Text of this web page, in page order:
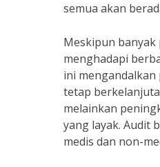
semua akan
Meskipun
menghadapi
ini mengandalkan
tetap
melainkan
yang layak. Audit
medis dan non-